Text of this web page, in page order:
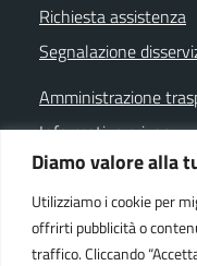
Diamo valore alla
Utilizziamo i cookie per
offrirti pubblicità o
traffico. Cliccando
Richiesta assistenza
Segnalazione
Amministrazione
Informativa privacy
Note legali
Dichiarazione di
Cookie policy